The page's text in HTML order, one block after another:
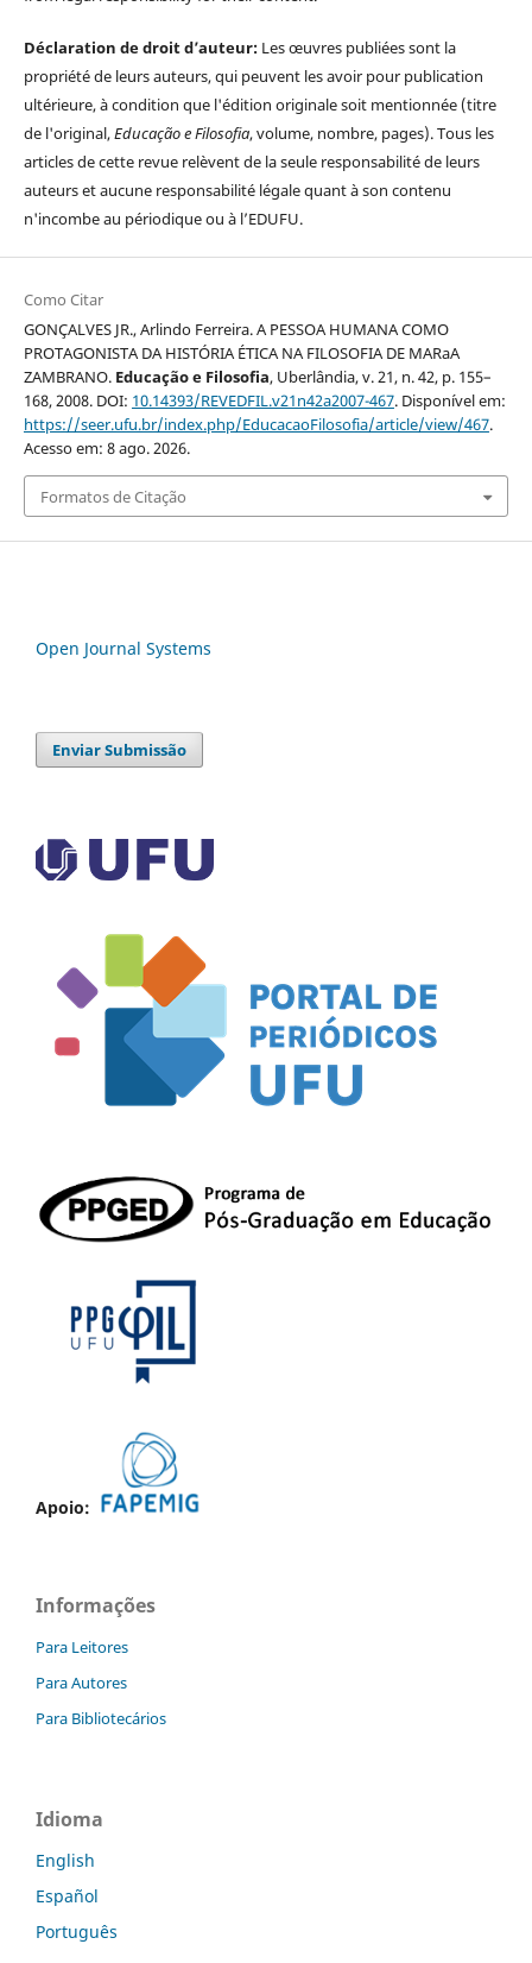
Déclaration de droit d’auteur: Les œuvres publiées sont la
propriété de leurs auteurs, qui peuvent les avoir pour publication
ultérieure, à condition que l'édition originale soit mentionnée (titre
de l'original,Educação e Filosofia, volume, nombre, pages). Tous les
articles de cette revue relèvent de la seule responsabilité de leurs
auteurs et aucune responsabilité légale quant à son contenu
n'incombe au périodique ou à l’EDUFU.
Como Citar
GONÇALVES JR., Arlindo Ferreira. A PESSOA HUMANA COMO
PROTAGONISTA DA HISTÓRIA ÉTICA NA FILOSOFIA DE MARaA
ZAMBRANO. Educação e Filosofia, Uberlândia, v. 21, n. 42, p. 155–
168, 2008. DOI: 10.14393/REVEDFIL.v21n42a2007-467. Disponível em:
https://seer.ufu.br/index.php/EducacaoFilosofia/article/view/467.
Acesso em: 8 ago. 2026.
Formatos de Citação
Open Journal Systems
Enviar Submissão
Apoio:
Informações
Para Leitores
Para Autores
Para Bibliotecários
Idioma
English
Español
Português